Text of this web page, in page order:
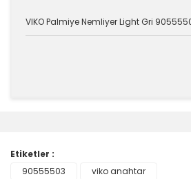
VIKO Palmiye Nemliyer Light Gri
Ürün resmi kalitesiz, bozuk veya
Etiketler :
90555503
viko anahtar